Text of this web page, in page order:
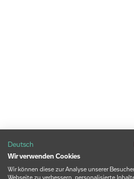
Deutsch
Wir verwenden Cookies
Wir können diese zur Analyse unserer
Webseite zu verbessern, personalisierte